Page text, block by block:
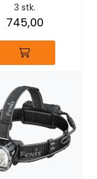
3 stk.
745,00